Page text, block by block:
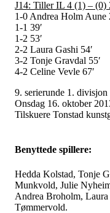
J14: Tiller IL 4 (1) – (0)
1-0 Andrea Holm Aune
1-1 39′
1-2 53′
2-2 Laura Gashi 54′
3-2 Tonje Gravdal 55′
4-2 Celine Vevle 67′
9. serierunde 1. divisjon
Onsdag 16. oktober
Tilskuere Tonstad
Benyttede spillere:
Hedda Kolstad, Tonje
Munkvold, Julie
Andrea Broholm,
Tømmervold.